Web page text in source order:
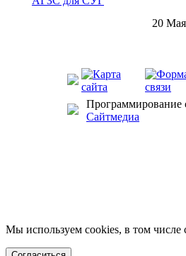
20
Программирование
Сайтмедиа
Мы используем cookies, в том числе